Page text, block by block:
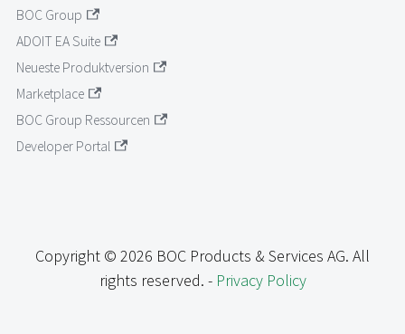
BOC Group
ADOIT EA Suite
Neueste Produktversion
Marketplace
BOC Group Ressourcen
Developer Portal
Copyright © 2026 BOC Products & Services AG. All
rights reserved. - Privacy Policy